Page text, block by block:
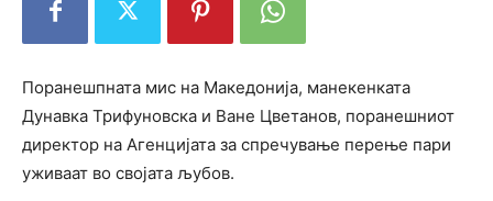
Поранешпната мис на Македонија, манекенката
Дунавка Трифуновска и Ване Цветанов, поранешниот
директор на Агенцијата за спречување перење пари
уживаат во својата љубов.